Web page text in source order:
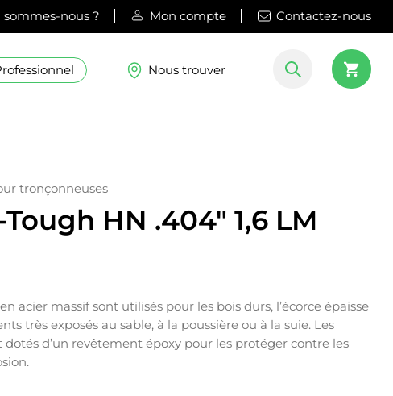
sommes-nous ? Mon compte Contactez-nous
Nous trouver
tronçonneuses
HN .404″ 1,6 LM
acier massif sont utilisés pour les bois durs, l’écorce épaisse
très exposés au sable, à la poussière ou à la suie. Les
d’un revêtement époxy pour les protéger contre les